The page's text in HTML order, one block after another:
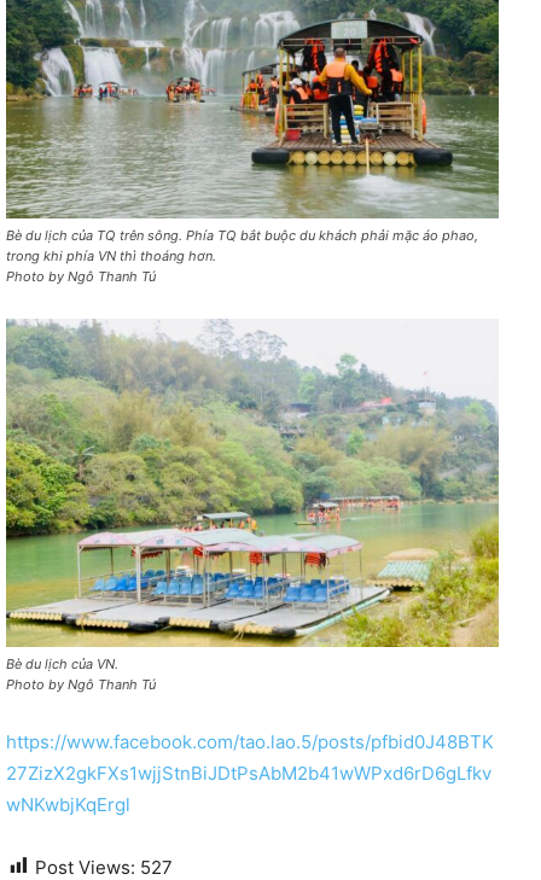
Bè du lịch của TQ trên sông. Phía TQ bắt buộc du khách phải mặc áo phao,
trong khi phía VN thì thoáng hơn.
Photo by Ngô Thanh Tú
Bè du lịch của VN.
Photo by Ngô Thanh Tú
https://www.facebook.com/tao.lao.5/posts/pfbid0J48BTK
27ZizX2gkFXs1wjjStnBiJDtPsAbM2b41wWPxd6rD6gLfkv
wNKwbjKqErgl
Post Views: 527